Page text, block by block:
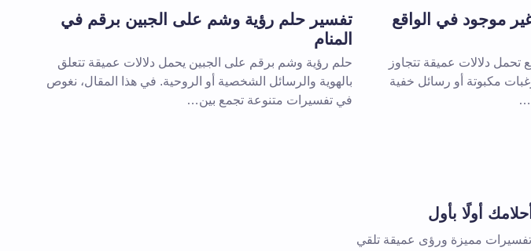
موجود في الواقع
تحمل دلالات عميقة تتجاوز
مكبوتة أو رسائل خفية
تفسير حلم رؤية وشم على الجبين برقم في
المنام
حلم رؤية وشم برقم على الجبين يحمل دلالات عميقة تتعلق
بالهوية والرسائل الشخصية أو الروحية. في هذا المقال، نغوص
في تفسيرات متنوعة تجمع بين…
أولًا بأول
تفسيرات مميزة ورؤى عميقة تلقي